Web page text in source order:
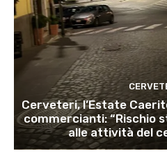
Cerveteri, l’Estate
commercianti: “Rischio
alle attività del